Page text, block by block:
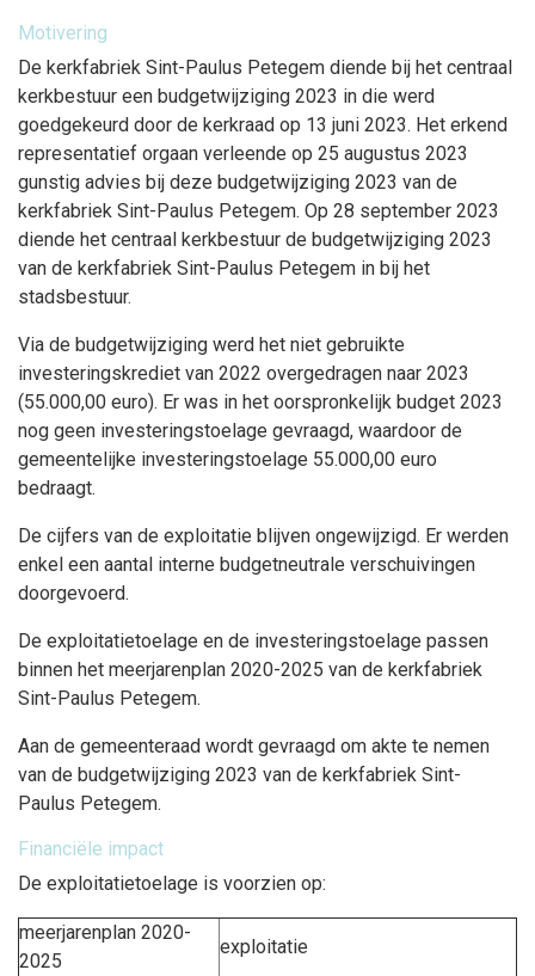
Motivering
De kerkfabriek Sint-Paulus Petegem diende bij het centraal
kerkbestuur een budgetwijziging 2023 in die werd
goedgekeurd door de kerkraad op 13 juni 2023. Het erkend
representatief orgaan verleende op 25 augustus 2023
gunstig advies bij deze budgetwijziging 2023 van de
kerkfabriek Sint-Paulus Petegem. Op 28 september 2023
diende het centraal kerkbestuur de budgetwijziging 2023
van de kerkfabriek Sint-Paulus Petegem in bij het
stadsbestuur.
Via de budgetwijziging werd het niet gebruikte
investeringskrediet van 2022 overgedragen naar 2023
(55.000,00 euro). Er was in het oorspronkelijk budget 2023
nog geen investeringstoelage gevraagd, waardoor de
gemeentelijke investeringstoelage 55.000,00 euro
bedraagt.
De cijfers van de exploitatie blijven ongewijzigd. Er werden
enkel een aantal interne budgetneutrale verschuivingen
doorgevoerd.
De exploitatietoelage en de investeringstoelage passen
binnen het meerjarenplan 2020-2025 van de kerkfabriek
Sint-Paulus Petegem.
Aan de gemeenteraad wordt gevraagd om akte te nemen
van de budgetwijziging 2023 van de kerkfabriek Sint-
Paulus Petegem.
Financiële impact
De exploitatietoelage is voorzien op:
meerjarenplan 2020-
2025
exploitatie